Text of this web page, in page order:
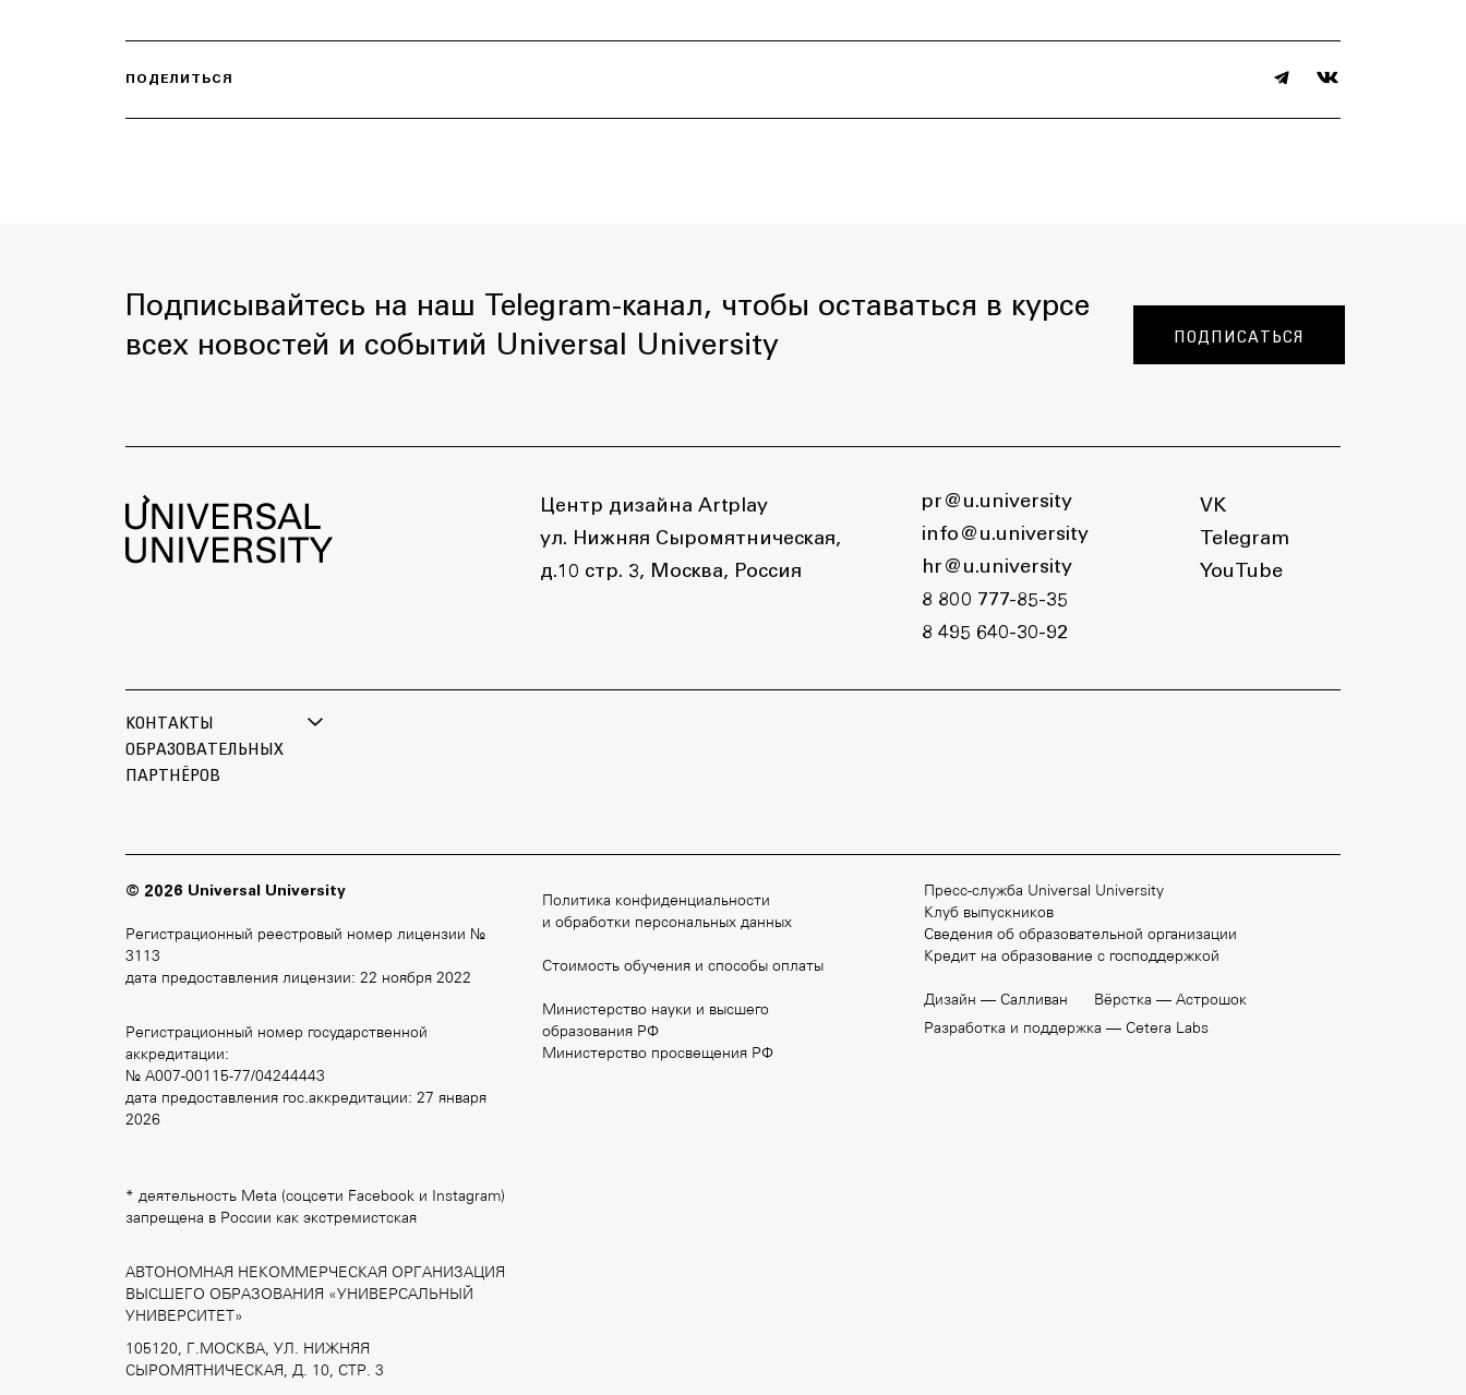
ПОДЕЛИТЬСЯ
Подписывайтесь на наш Telegram-канал, чтобы оставаться в курсе
всех новостей и событий Universal University
ПОДПИСАТЬСЯ
Центр дизайна Artplay
ул. Нижняя Сыромятническая,
д.10 стр. 3, Москва, Россия
pr@u.university
info@u.university
hr@u.university
8 800 777-85-35
8 495 640-30-92
VK
Telegram
YouTube
КОНТАКТЫ
ОБРАЗОВАТЕЛЬНЫХ
ПАРТНЁРОВ
ДИЗАЙНА
+7 495 640 30 15
moscowfilmschool.ru march.ru
MOSCOW SCHOOL OF
CONTEMPORARY ART
msca.ru
ШКОЛА РАЗРАБОТКИ ВИДЕОИГР
SCREAM SCHOOL
+7 495 640 30 14
© 2026 Universal University
Регистрационный реестровый номер лицензии №
3113
дата предоставления лицензии: 22 ноября 2022
Регистрационный номер государственной
аккредитации:
№ А007-00115-77/04244443
дата предоставления гос.аккредитации: 27 января
2026
* деятельность Meta (соцсети Facebook и Instagram)
запрещена в России как экстремистская
АВТОНОМНАЯ НЕКОММЕРЧЕСКАЯ ОРГАНИЗАЦИЯ
ВЫСШЕГО ОБРАЗОВАНИЯ «УНИВЕРСАЛЬНЫЙ
УНИВЕРСИТЕТ»
105120, Г.МОСКВА, УЛ. НИЖНЯЯ
СЫРОМЯТНИЧЕСКАЯ, Д. 10, СТР. 3
Политика конфиденциальности
и обработки персональных данных
Стоимость обучения и способы оплаты
Министерство науки и высшего
образования РФ
Министерство просвещения РФ
Пресс-служба Universal University
Клуб выпускников
Сведения об образовательной организации
Кредит на образование с господдержкой
Дизайн —Салливан Вёрстка —Астрошок
Разработка и поддержка —Cetera Labs